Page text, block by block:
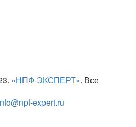
«НПФ-ЭКСПЕРТ». Все
expert.ru